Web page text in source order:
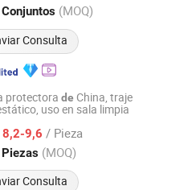
(MOQ)
Consulta
Desde 2007
protectora de China, traje
uso en sala limpia
8,2-9,6 / Pieza
(MOQ)
Consulta
Technology Co.,
Desde 2024